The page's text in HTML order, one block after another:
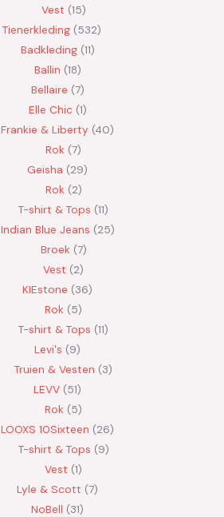
Vest 15
Tienerkleding 532
Badkleding 11
Ballin 18
Bellaire 7
Elle Chic 1
Frankie & Liberty 40
Rok 7
Geisha
29
Rok 2
T-shirt & Tops 11
Indian Blue Jeans 25
Broek 7
Vest
2
KIEstone
36
Rok
5
T-shirt & Tops 11
Levi's
9
Truien & Vesten
3
LEVV 51
Rok
5
LOOXS 10Sixteen
26
T-shirt & Tops 9
Vest 1
Lyle & Scott 7
NoBell
31